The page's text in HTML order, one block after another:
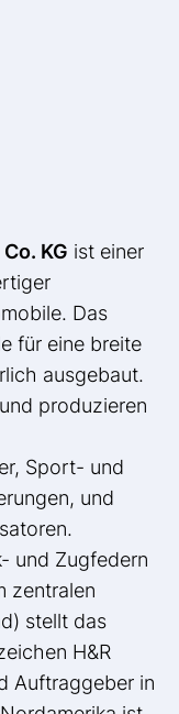
KG ist einer
Das
für eine breite
ausgebaut.
produzieren
Sport- und
und
und Zugfedern
zentralen
stellt das
H&R
Auftraggeber in